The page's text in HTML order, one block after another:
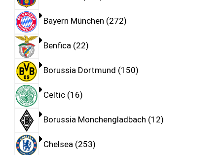
Bayern München 272
Benfica 22
Borussia Dortmund 150
Celtic 16
Borussia Monchengladbach 12
Chelsea 253